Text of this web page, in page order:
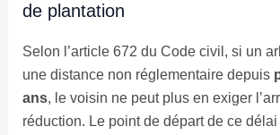
de plantation
Selon l’article 672 du Code civil, si un
une distance non réglementaire depuis
ans, le voisin ne peut plus en exiger
réduction. Le point de départ de ce